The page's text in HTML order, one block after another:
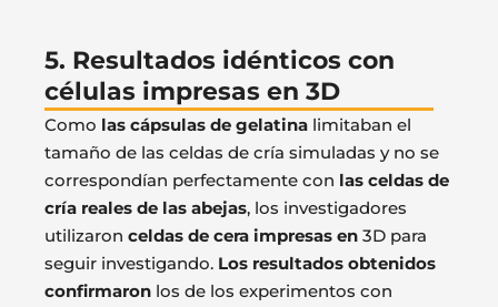
5. Resultados idénticos con
células impresas en 3D
Como las cápsulas de gelatina limitaban el
tamaño de las celdas de cría simuladas y no se
correspondían perfectamente con las celdas de
cría reales de las abejas, los investigadores
utilizaron celdas de cera impresas en 3D para
seguir investigando. Los resultados obtenidos
confirmaron los de los experimentos con